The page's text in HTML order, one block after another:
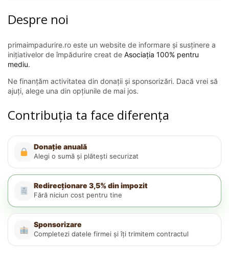
Despre noi
primaimpadurire.ro este un website de informare și susținere a
inițiativelor de împădurire creat de Asociația 100% pentru
mediu.
Ne finanțăm activitatea din donații și sponsorizări. Dacă vrei să
ajuți, alege una din opțiunile de mai jos.
Contribuția ta face diferența
Donație anuală
Alegi o sumă și plătești securizat
Redirecționare 3,5% din impozit
Fără niciun cost pentru tine
Sponsorizare
Completezi datele firmei și îți trimitem contractul